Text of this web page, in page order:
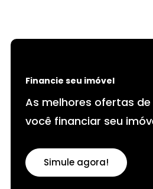
Financie seu imóvel
As melhores ofertas
você financiar seu
Simule agora!